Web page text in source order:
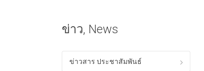
ข่าว, News
ข่าวสาร ประชาสัมพันธ์